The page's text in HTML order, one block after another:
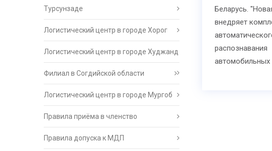
Турсунзаде
Логистический центр в городе Хорог
Логистический центр в городе Худжанд
Филиал в Согдийской области
Логистический центр в городе Мургоб
Правила приёма в членство
Правила допуска к МДП
Беларусь.
внедряет
распознавания
автомобильных